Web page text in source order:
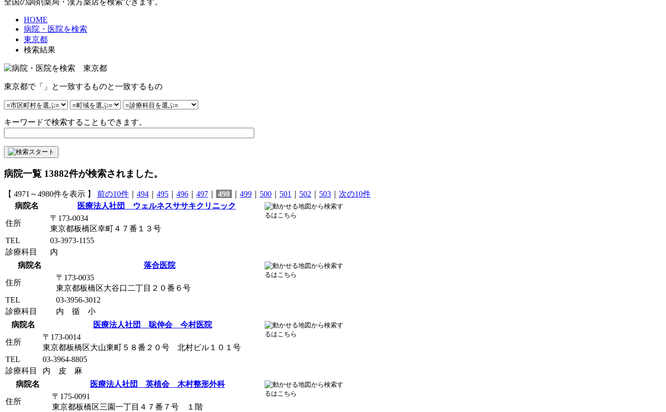
HOME
病院・医院を検索
東京都
検索結果
東京都で「」と一致するものと一致するもの
キーワードで検索することもできます。
病院一覧 13882件が検索されました。
【 4971～4980件を表示 】 前の10件 494 495 496 497 498 499 500 501 502 503
次の10件
病院名
医療法人社団 ウェルネスササキクリニック
住所
〒173-0034
東京都板橋区幸町４７番１３号
TEL
03-3973-1155
診療科目
内
病院名
落合医院
住所
〒173-0035
東京都板橋区大谷口二丁目２０番６号
TEL
03-3956-3012
診療科目
内 循 小
病院名
医療法人社団 聡伸会 今村医院
住所
〒173-0014
東京都板橋区大山東町５８番２０号 北村ビル１０１号
TEL
03-3964-8805
診療科目
内 皮 麻
病院名
医療法人社団 英植会 木村整形外科
住所
〒175-0091
東京都板橋区三園一丁目４７番７号 １階